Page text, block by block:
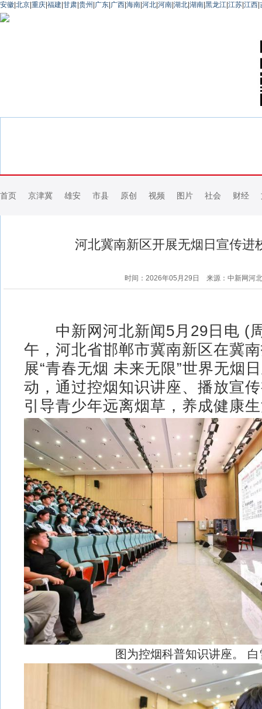
安徽 北京 重庆 福建 甘肃 贵州 广东 广西 海南 河北 河南 湖北 湖南 黑龙江 江苏 江西
首页 京津冀 雄安 市县 原创 视频 图片 社会 财经
河北冀南新区开展无烟日宣传进
时间：2026年05月29日 来源：中新网河北
中新网河北新闻5月29日电 (
午，河北省邯郸市冀南新区在冀
展“青春无烟 未来无限”世界无烟
动，通过控烟知识讲座、播放宣
引导青少年远离烟草，养成健康
图为控烟科普知识讲座。 白